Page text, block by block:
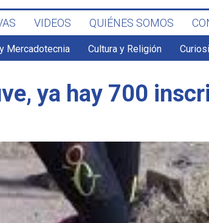
VIDEOS QUIÉNES SOMOS
Mercadotecnia Cultura y Religión
ya hay 700